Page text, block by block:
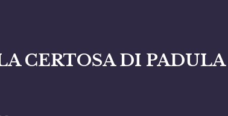
CERTOSA DI PADULA